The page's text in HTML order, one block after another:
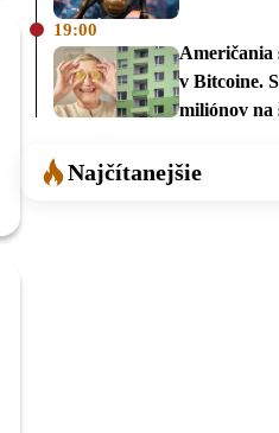
19:00
Američania
v Bitcoine.
miliónov na
Najčítanejšie